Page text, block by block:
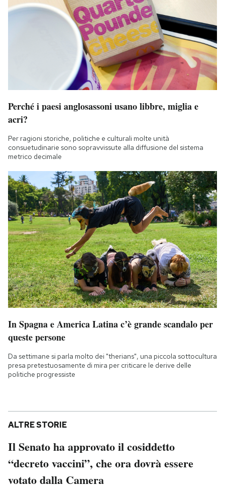
Perché i paesi anglosassoni usano libbre, miglia e
acri?
Per ragioni storiche, politiche e culturali molte unità
consuetudinarie sono sopravvissute alla diffusione del sistema
metrico decimale
In Spagna e America Latina c’è grande scandalo per
queste persone
Da settimane si parla molto dei "therians", una piccola sottocultura
presa pretestuosamente di mira per criticare le derive delle
politiche progressiste
ALTRE STORIE
Il Senato ha approvato il cosiddetto
“decreto vaccini”, che ora dovrà essere
votato dalla Camera